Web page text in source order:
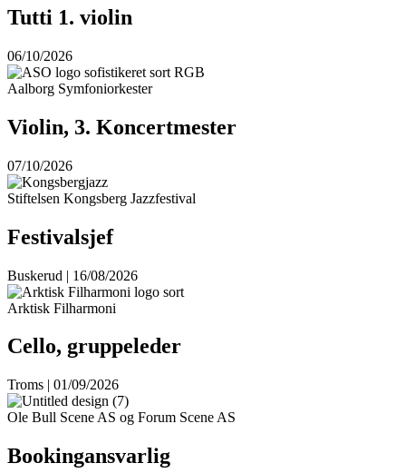
Tutti 1. violin
06/10/2026
Aalborg Symfoniorkester
Violin, 3. Koncertmester
07/10/2026
Stiftelsen Kongsberg Jazzfestival
Festivalsjef
Buskerud | 16/08/2026
Arktisk Filharmoni
Cello, gruppeleder
Troms | 01/09/2026
Ole Bull Scene AS og Forum Scene AS
Bookingansvarlig